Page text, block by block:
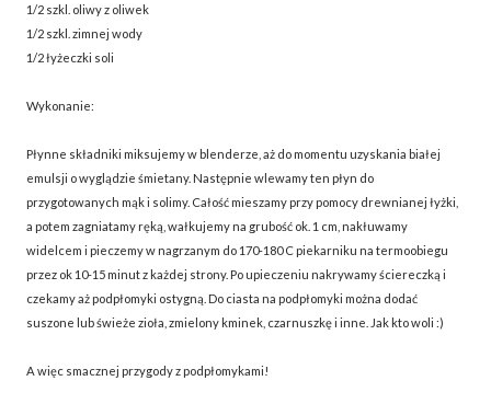
1/2 szkl. oliwy z oliwek
1/2 szkl. zimnej wody
1/2 łyżeczki soli
Wykonanie:
Płynne składniki miksujemy w blenderze, aż do momentu uzyskania białej
emulsji o wyglądzie śmietany. Następnie wlewamy ten płyn do
przygotowanych mąk i solimy. Całość mieszamy przy pomocy drewnianej łyżki,
a potem zagniatamy ręką, wałkujemy na grubość ok. 1 cm, nakłuwamy
widelcem i pieczemy w nagrzanym do 170-180 C piekarniku na termoobiegu
przez ok 10-15 minut z każdej strony. Po upieczeniu nakrywamy ściereczką i
czekamy aż podpłomyki ostygną. Do ciasta na podpłomyki można dodać
suszone lub świeże zioła, zmielony kminek, czarnuszkę i inne. Jak kto woli :)
A więc smacznej przygody z podpłomykami!